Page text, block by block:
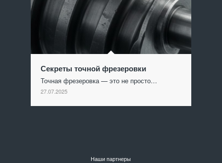
Секреты точной фрезеровки
Точная фрезеровка — это не просто…
27.07.2025
Наши партнеры